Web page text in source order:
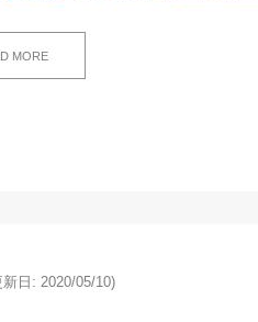
MORE
新日: 2020/05/10)